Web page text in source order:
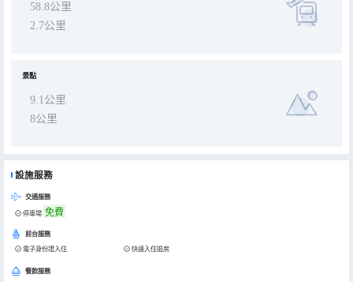
58.8公里
2.7公里
景點
9.1公里
8公里
設施服務
交通服務
停車場 免費
前台服務
電子身份證入住 快速入住退房
餐飲服務